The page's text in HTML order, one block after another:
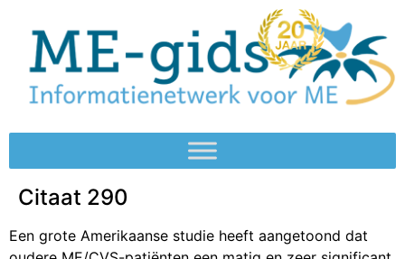
Citaat 290
Een grote Amerikaanse studie heeft aangetoond dat